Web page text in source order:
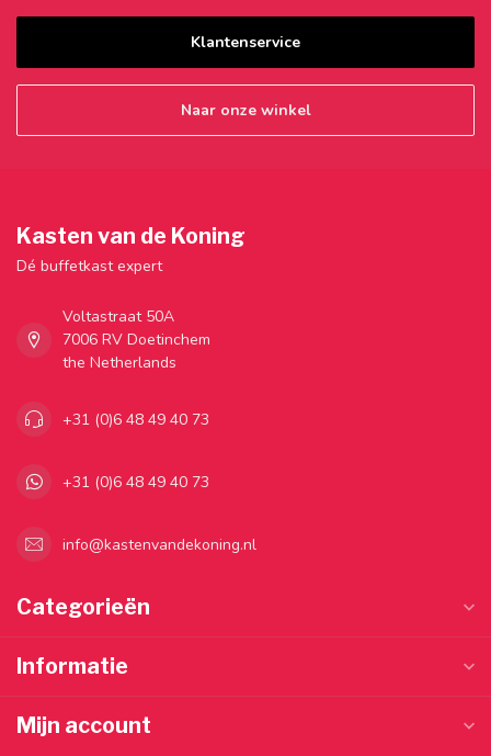
Klantenservice
Naar onze winkel
Kasten van de Koning
Dé buffetkast expert
Voltastraat 50A
7006 RV Doetinchem
the Netherlands
+31 (0)6 48 49 40 73
+31 (0)6 48 49 40 73
info@kastenvandekoning.nl
Categorieën
Informatie
Mijn account